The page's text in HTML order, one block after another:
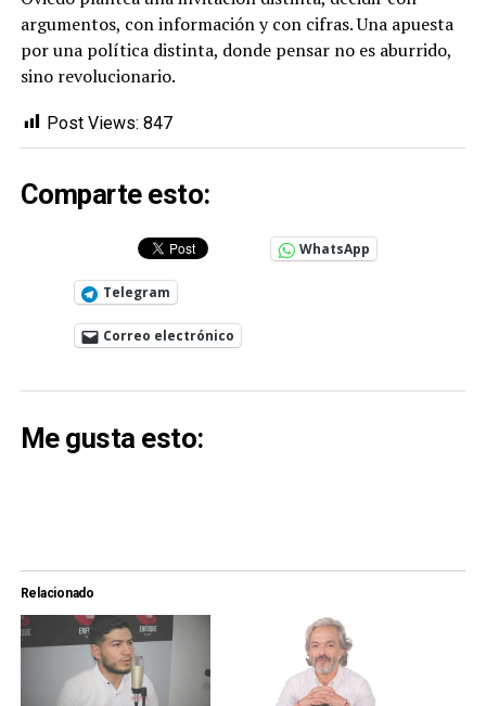
argumentos, con información y con cifras. Una apuesta
por una política distinta, donde pensar no es aburrido,
sino revolucionario.
Post Views: 847
Comparte esto:
WhatsApp
Telegram
Correo electrónico
Me gusta esto:
Relacionado